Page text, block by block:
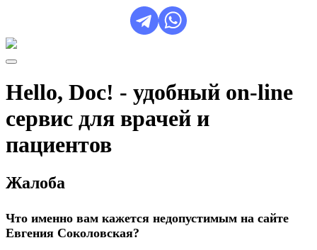
Hello, Doc! - удобный on-line
сервис для врачей и
пациентов
Жалоба
Что именно вам кажется недопустимым на сайте
Евгения Соколовская?